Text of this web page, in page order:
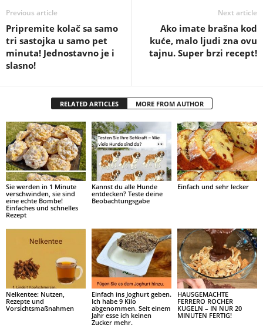
Previous article
Pripremite kolač sa samo
tri sastojka u samo pet
minuta! Jednostavno je i
slasno!
Next article
Ako imate brašna kod
kuće, malo ljudi zna ovu
tajnu. Super brzi recept!
RELATED ARTICLES MORE FROM AUTHOR
Sie werden in 1 Minute
verschwinden, sie sind
eine echte Bombe!
Einfaches und schnelles
Rezept
Kannst du alle Hunde
entdecken? Teste deine
Beobachtungsgabe
Einfach und sehr lecker
Nelkentee: Nutzen,
Rezepte und
Vorsichtsmaßnahmen
Einfach ins Joghurt geben.
Ich habe 9 Kilo
abgenommen. Seit einem
Jahr esse ich keinen
Zucker mehr.
HAUSGEMACHTE
FERRERO ROCHER
KUGELN – IN NUR 20
MINUTEN FERTIG!